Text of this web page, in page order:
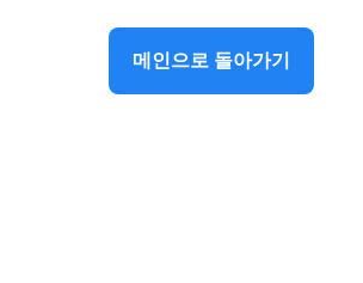
메인으로 돌아가기